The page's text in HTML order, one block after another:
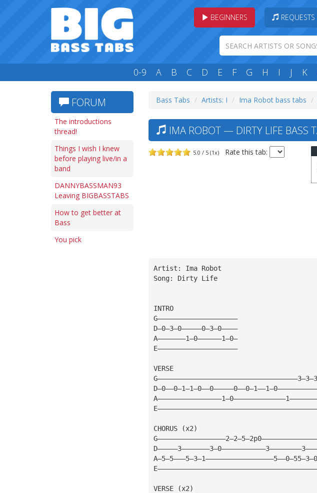
BEGINNERS REQUESTS
0-9 A B C D E F G H I J K
FORUM
The introductions
thread!
Things I wish I knew
before playing live/in a
band
DANNYBASSMAN93
Leaving BIGBASSTABS
How to get better at
Bass
You pick
Bass Tabs Artists: I Ima Robot bass tabs
IMA ROBOT — DIRTY LIFE BASS
5.0 / 5 (1x) Rate this tab:
Artist: Ima Robot
Song: Dirty Life
INTRO
G————————————————————
D—0—3—0—————0—3—0————
A———————1—0——————1—0—
E————————————————————
VERSE
CHORUS (x2)
VERSE (x2)